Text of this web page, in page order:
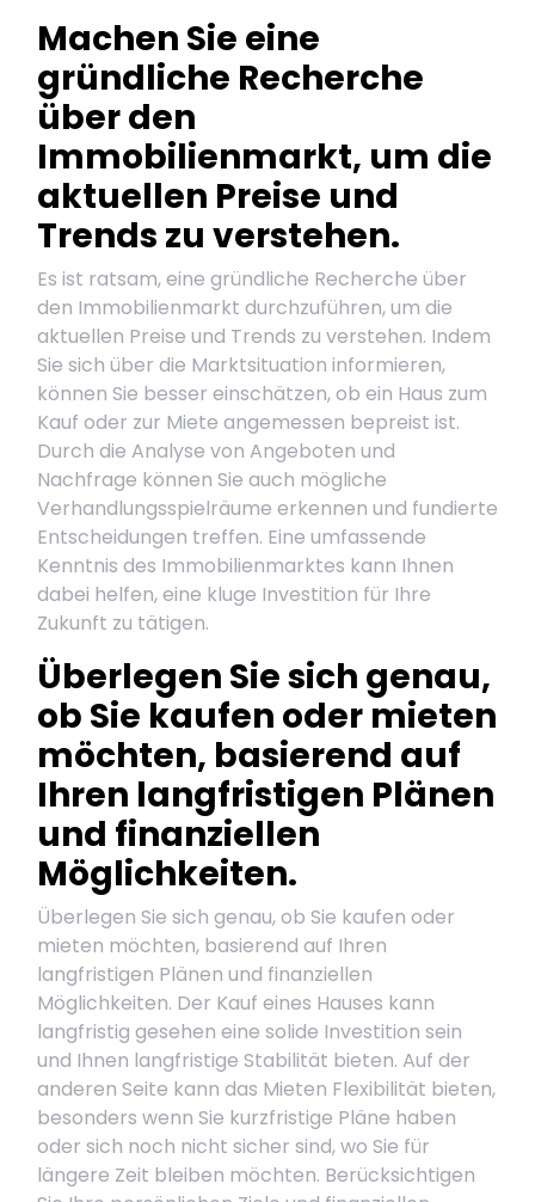
Machen Sie eine
gründliche Recherche
über den
Immobilienmarkt, um die
aktuellen Preise und
Trends zu verstehen.
Es ist ratsam, eine gründliche Recherche über
den Immobilienmarkt durchzuführen, um die
aktuellen Preise und Trends zu verstehen. Indem
Sie sich über die Marktsituation informieren,
können Sie besser einschätzen, ob ein Haus zum
Kauf oder zur Miete angemessen bepreist ist.
Durch die Analyse von Angeboten und
Nachfrage können Sie auch mögliche
Verhandlungsspielräume erkennen und fundierte
Entscheidungen treffen. Eine umfassende
Kenntnis des Immobilienmarktes kann Ihnen
dabei helfen, eine kluge Investition für Ihre
Zukunft zu tätigen.
Überlegen Sie sich genau,
ob Sie kaufen oder mieten
möchten, basierend auf
Ihren langfristigen Plänen
und finanziellen
Möglichkeiten.
Überlegen Sie sich genau, ob Sie kaufen oder
mieten möchten, basierend auf Ihren
langfristigen Plänen und finanziellen
Möglichkeiten. Der Kauf eines Hauses kann
langfristig gesehen eine solide Investition sein
und Ihnen langfristige Stabilität bieten. Auf der
anderen Seite kann das Mieten Flexibilität bieten,
besonders wenn Sie kurzfristige Pläne haben
oder sich noch nicht sicher sind, wo Sie für
längere Zeit bleiben möchten. Berücksichtigen